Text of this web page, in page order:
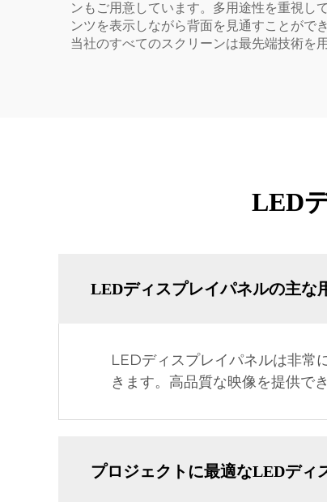
ンもご用意しています。多用途性を重視し
ンツを表示しながら背面を見通すことがで
当社のすべてのスクリーンは最先端技術を
LED
LEDディスプレイパネルの主な
LEDディスプレイパネルは非常
きます。高品質な映像を提供で
プロジェクトに最適なLEDディ